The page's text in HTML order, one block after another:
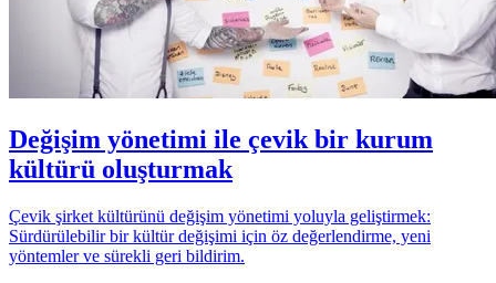
Değişim yönetimi ile çevik bir kurum
kültürü oluşturmak
Çevik şirket kültürünü değişim yönetimi yoluyla geliştirmek:
Sürdürülebilir bir kültür değişimi için öz değerlendirme, yeni
yöntemler ve sürekli geri bildirim.